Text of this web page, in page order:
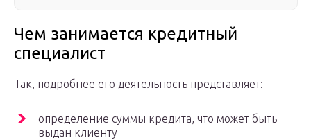
Чем занимается кредитный
специалист
Так, подробнее его деятельность представляет:
определение суммы кредита, что может быть
выдан клиенту